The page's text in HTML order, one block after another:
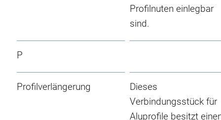
Profilnuten einlegbar
sind.
P
Profilverlängerung
Dieses
Verbindungsstück für
Aluprofile besitzt